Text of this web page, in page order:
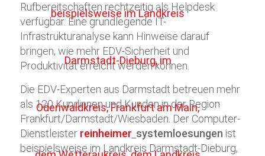
Rufbereitschaften rechtzeitig als Helpdesk
verfügbar. Eine grundlegende IT-
Infrastrukturanalyse kann Hinweise darauf
bringen, wie mehr EDV-Sicherheit und
Produktivität erreicht werden können.
Die EDV-Experten aus Darmstadt betreuen mehr
als 120 Kundinnen und Kunden in der Region
Frankfurt/Darmstadt/Wiesbaden. Der Computer-
Dienstleister reinheimer systemloesungen ist
beispielsweise im Landkreis Darmstadt-Dieburg,